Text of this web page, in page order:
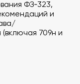
камуфляжа.
с
№ 323-ФЗ «Об
ФЗ‑323,
и
709н и